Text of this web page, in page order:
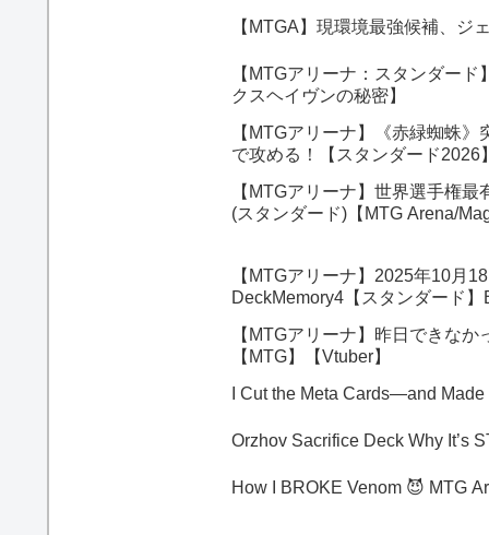
【MTGA】現環境最強候補、ジ
【MTGアリーナ：スタンダー
クスヘイヴンの秘密】
【MTGアリーナ】《赤緑蜘蛛
で攻める！【スタンダード2026
【MTGアリーナ】世界選手権
(スタンダード)【MTG Arena/
【MTGアリーナ】2025年10月
DeckMemory4【スタンダード】
【MTGアリーナ】昨日できな
【MTG】【Vtuber】
I Cut the Meta Cards—and
Orzhov
How I BROKE Venom 😈 MTG